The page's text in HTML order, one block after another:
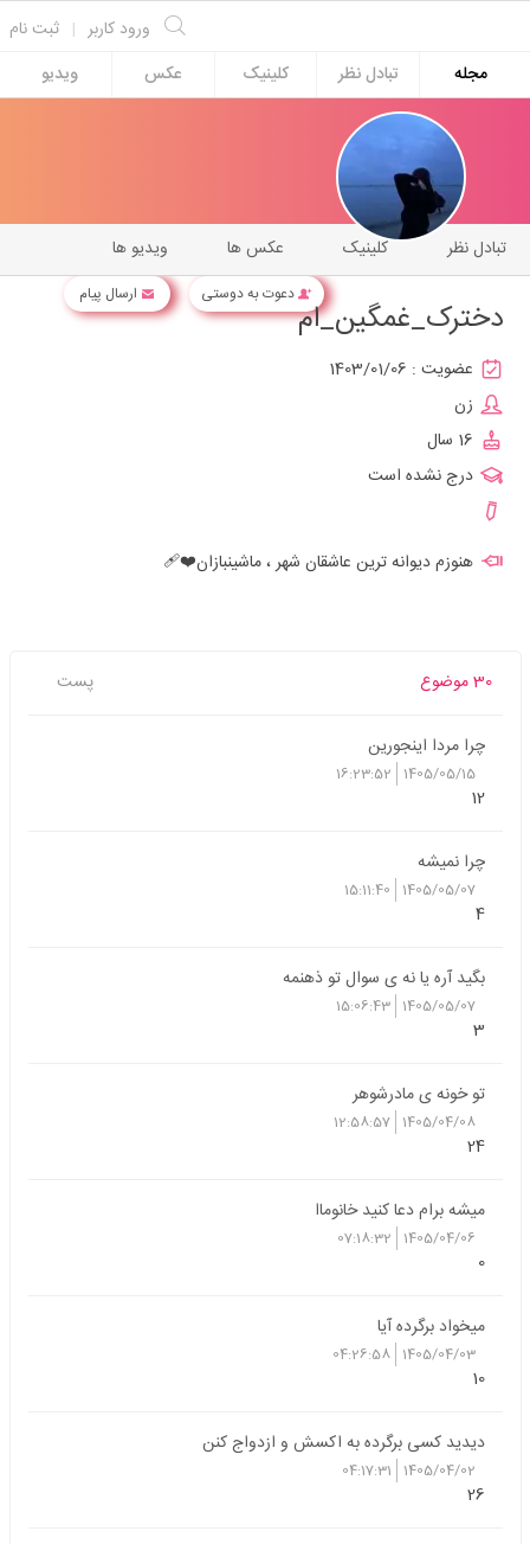
ثبت نام | ورود کاربر
مجله
تبادل نظر کلینیک عکس ویدیو
دعوت به دوستی ارسال پیام
ویدیو ها عکس ها کلینیک تبادل نظر
دخترک_غمگین_ام
عضویت : 1403/01/06
زن
16 سال
درج نشده است
هنوزم دیوانه ترین عاشقان شهر ، ماشینبازان❤️‍🩹
30 موضوع پست
چرا مردا اینجورین
1405/05/15
16:23:52
12
چرا نمیشه
1405/05/07
15:11:40
4
بگید آره یا نه ی سوال تو ذهنمه
1405/05/07
15:06:43
3
تو خونه ی مادرشوهر
1405/04/08
12:58:57
24
میشه برام دعا کنید خانوماا
1405/04/06
07:18:32
0
میخواد برگرده آیا
1405/04/03
04:26:58
10
دیدید کسی برگرده به اکسش و ازدواج کنن
1405/04/02
04:17:31
26